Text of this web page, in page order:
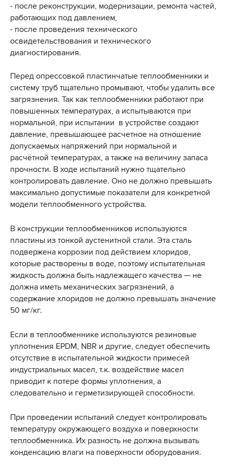
- после реконструкции, модернизации, ремонта частей,
работающих под давлением,
- после проведения технического
освидетельствования и технического
диагностирования.
Перед опрессовкой пластинчатые теплообменники и
систему труб тщательно промывают, чтобы удалить все
загрязнения. Так как теплообменники работают при
повышенных температурах, а испытываются при
нормальной, при испытании в устройстве создают
давление, превышающее расчетное на отношение
допускаемых напряжений при нормальной и
расчётной температурах, а также на величину запаса
прочности. В ходе испытаний нужно тщательно
контролировать давление. Оно не должно превышать
максимально допустимые показатели для конкретной
модели теплообменного устройства.
В конструкции теплообменников используются
пластины из тонкой аустенитной стали. Эта сталь
подвержена коррозии под действием хлоридов,
которые растворены в воде, поэтому испытательная
жидкость должна быть надлежащего качества — не
должна иметь механических загрязнений, а
содержание хлоридов не должно превышать значение
50 мг/кг.
Если в теплообменнике используются резиновые
уплотнения EPDM, NBR и другие, следует обеспечить
отсутствие в испытательной жидкости примесей
индустриальных масел, т.к. воздействие масел
приводит к потере формы уплотнения, а
следовательно и герметизирующей способности.
При проведении испытаний следует контролировать
температуру окружающего воздуха и поверхности
теплообменника. Их разность не должна вызывать
конденсацию влаги на поверхности оборудования.